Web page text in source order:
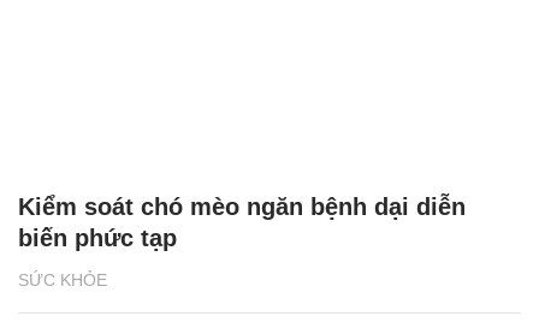
SỨC KHỎE
Kiểm soát chó mèo ngăn bệnh dại diễn
biến phức tạp